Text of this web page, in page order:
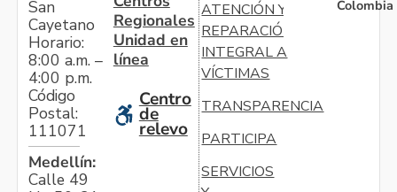
San
Cayetano
Horario:
8:00 a.m. –
4:00 p.m.
Código
Postal:
111071
Medellín:
Calle 49
Regionales
Unidad en
línea
Centro
de
relevo
ATENCIÓN Y
REPARACIÓN
INTEGRAL A
VÍCTIMAS
TRANSPARENCIA
PARTICIPA
SERVICIOS
Colombia